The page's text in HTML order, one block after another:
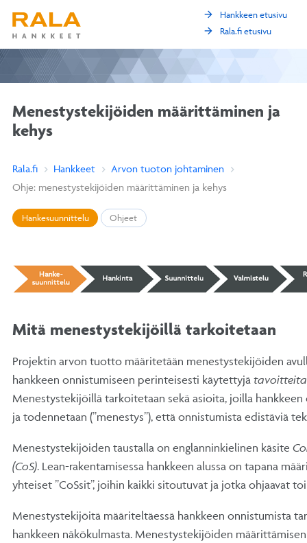
arrow_forward
Hankkeen etusivu
arrow_forward
Rala.fi etusivu
Menestystekijöiden määrittäminen ja
kehys
Rala.fi Hankkeet
Arvon tuoton johtaminen
Ohje: menestystekijöiden määrittäminen ja kehys
Hankesuunnittelu Ohjeet
Mitä menestystekijöillä tarkoitetaan
Projektin arvon tuotto määritetään menestystekijöiden
hankkeen onnistumiseen perinteisesti käytettyjä
Menestystekijöillä tarkoitetaan sekä asioita, joilla
ja todennetaan (”menestys”), että onnistumista edistäviä
Menestystekijöiden taustalla on englanninkielinen käsite
(CoS). Lean-rakentamisessa hankkeen alussa on tapana
yhteiset ”CoSsit”, joihin kaikki sitoutuvat ja jotka ohjaavat
Menestystekijöitä määriteltäessä hankkeen onnistumista
hankkeen näkökulmasta. Menestystekijöiden